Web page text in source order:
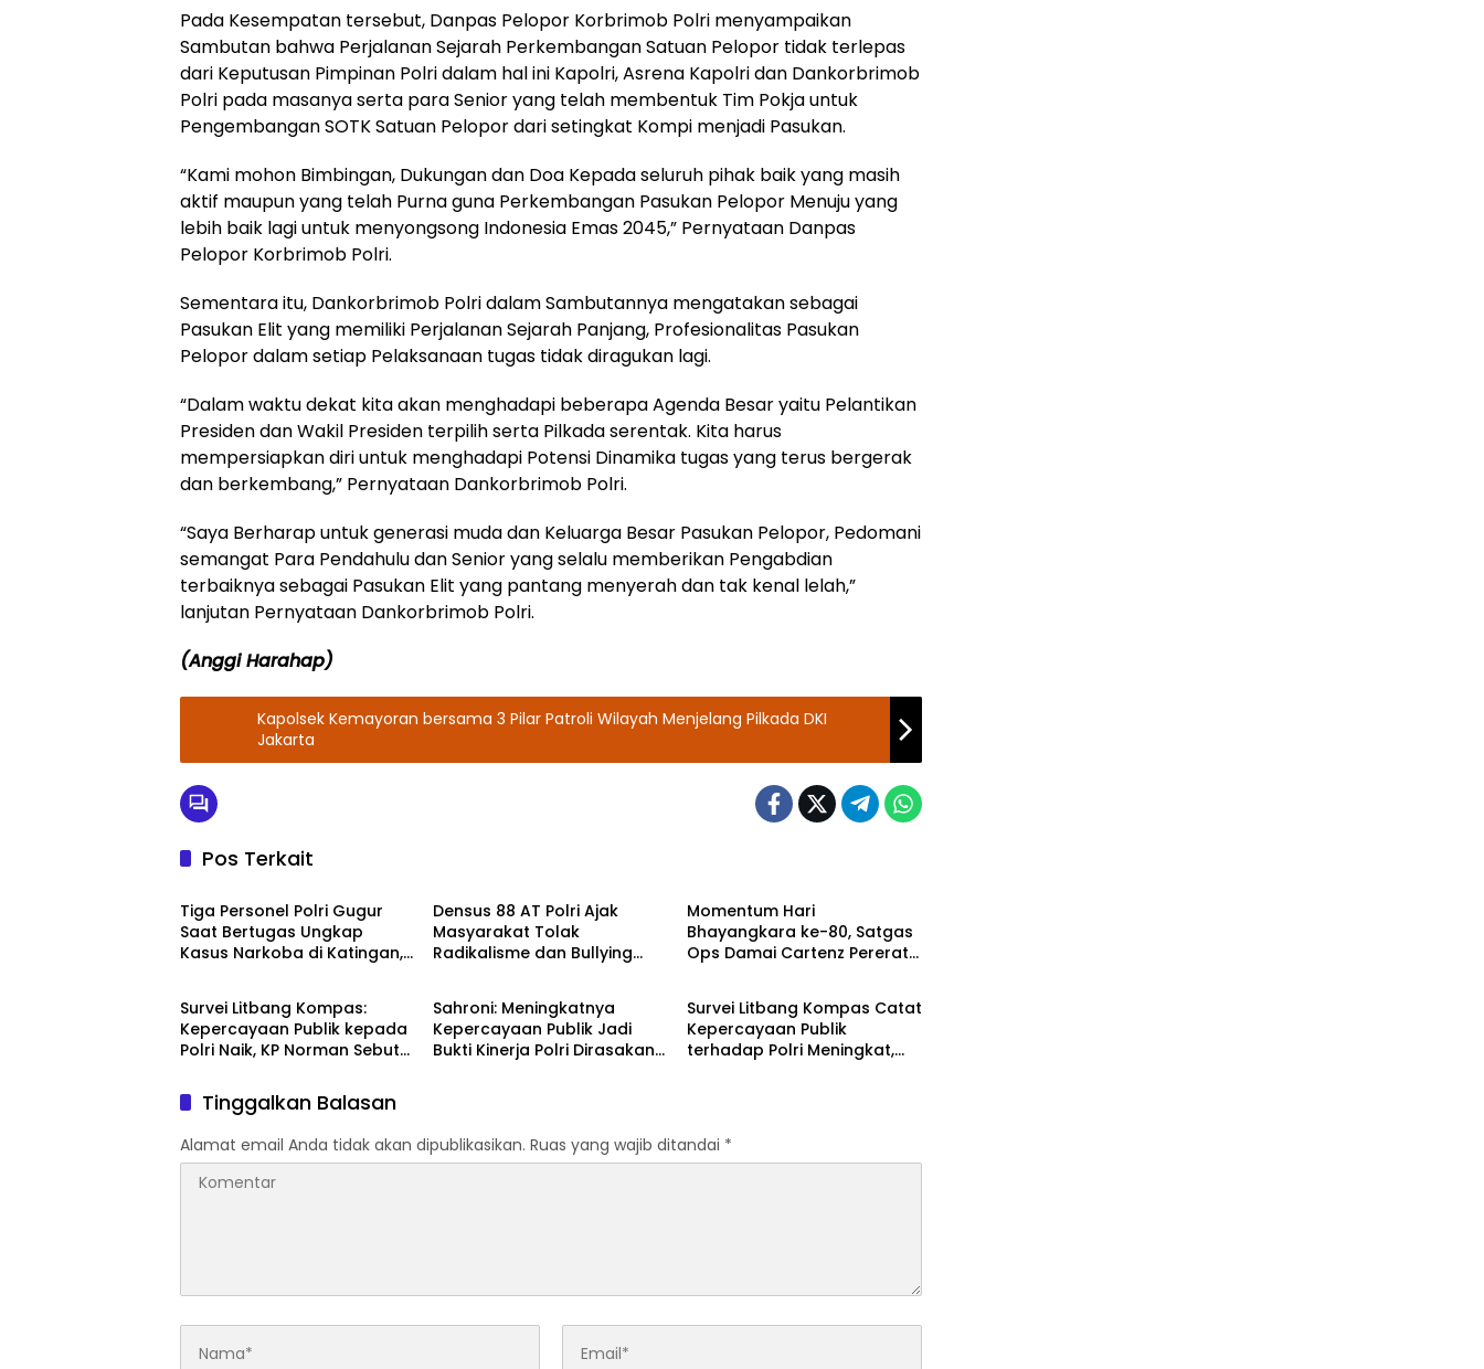
Pada Kesempatan tersebut, Danpas Pelopor Korbrimob Polri menyampaikan
Sambutan bahwa Perjalanan Sejarah Perkembangan Satuan Pelopor tidak terlepas
dari Keputusan Pimpinan Polri dalam hal ini Kapolri, Asrena Kapolri dan Dankorbrimob
Polri pada masanya serta para Senior yang telah membentuk Tim Pokja untuk
Pengembangan SOTK Satuan Pelopor dari setingkat Kompi menjadi Pasukan.
“Kami mohon Bimbingan, Dukungan dan Doa Kepada seluruh pihak baik yang masih
aktif maupun yang telah Purna guna Perkembangan Pasukan Pelopor Menuju yang
lebih baik lagi untuk menyongsong Indonesia Emas 2045,” Pernyataan Danpas
Pelopor Korbrimob Polri.
Sementara itu, Dankorbrimob Polri dalam Sambutannya mengatakan sebagai
Pasukan Elit yang memiliki Perjalanan Sejarah Panjang, Profesionalitas Pasukan
Pelopor dalam setiap Pelaksanaan tugas tidak diragukan lagi.
“Dalam waktu dekat kita akan menghadapi beberapa Agenda Besar yaitu Pelantikan
Presiden dan Wakil Presiden terpilih serta Pilkada serentak. Kita harus
mempersiapkan diri untuk menghadapi Potensi Dinamika tugas yang terus bergerak
dan berkembang,” Pernyataan Dankorbrimob Polri.
“Saya Berharap untuk generasi muda dan Keluarga Besar Pasukan Pelopor, Pedomani
semangat Para Pendahulu dan Senior yang selalu memberikan Pengabdian
terbaiknya sebagai Pasukan Elit yang pantang menyerah dan tak kenal lelah,”
lanjutan Pernyataan Dankorbrimob Polri.
(Anggi Harahap)
Kapolsek Kemayoran bersama 3 Pilar Patroli Wilayah Menjelang Pilkada DKI
Jakarta
Pos Terkait
TNI - POLRI
Tiga Personel Polri Gugur
Saat Bertugas Ungkap
Kasus Narkoba di Katingan,
Anumerta
Densus 88 AT Polri Ajak
Masyarakat Tolak
Radikalisme dan Bullying
Momentum Hari
Bhayangkara ke-80, Satgas
Ops Damai Cartenz Pererat
Sosial
TNI - POLRI
Survei Litbang Kompas:
Kepercayaan Publik kepada
Polri Naik, KP Norman Sebut
DPR RI
Sahroni: Meningkatnya
Kepercayaan Publik Jadi
Bukti Kinerja Polri Dirasakan
TNI - POLRI
Survei Litbang Kompas Catat
Kepercayaan Publik
terhadap Polri Meningkat,
Tinggalkan Balasan
Alamat email Anda tidak akan dipublikasikan. Ruas yang wajib ditandai *